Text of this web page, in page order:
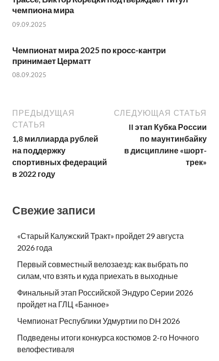
чемпиона мира
09.09.2025
Чемпионат мира 2025 по кросс-кантри
принимает Церматт
08.09.2025
ПРЕДЫДУЩАЯ
СТАТЬЯ
1,8 миллиарда рублей
на поддержку
спортивных федераций
в 2022 году
СЛЕДУЮЩАЯ СТАТЬЯ
II этап Кубка России
по маунтинбайку
в дисциплине «шорт-
трек»
Свежие записи
«Старый Калужский Тракт» пройдет 29 августа
2026 года
Первый совместный велозаезд: как выбрать по
силам, что взять и куда приехать в выходные
Финальный этап Российской Эндуро Серии 2026
пройдет на ГЛЦ «Банное»
Чемпионат Республики Удмуртии по DH 2026
Подведены итоги конкурса костюмов 2-го Ночного
велофестиваля